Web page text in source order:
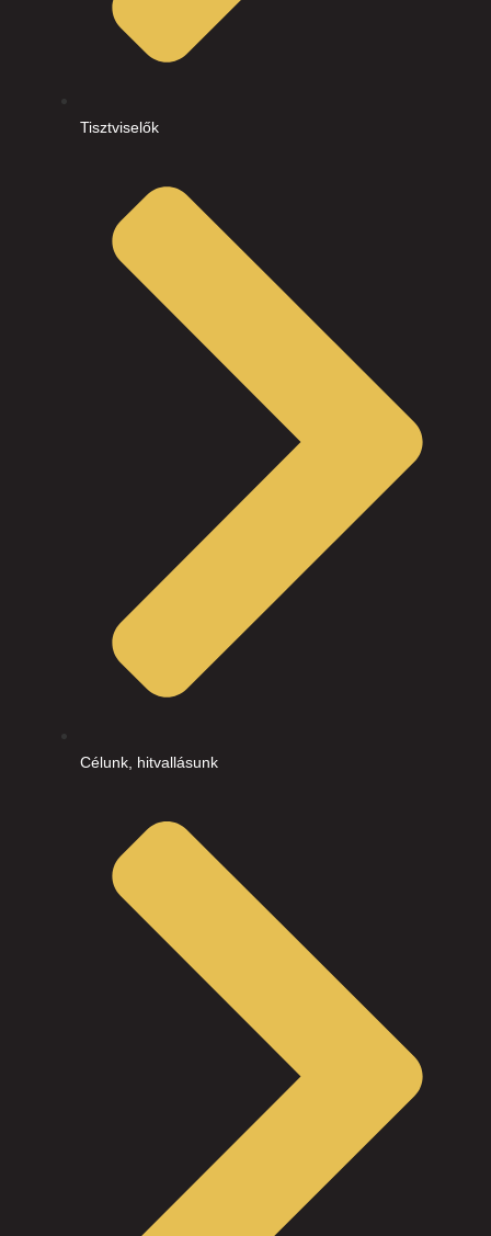
Tisztviselők
Célunk, hitvallásunk